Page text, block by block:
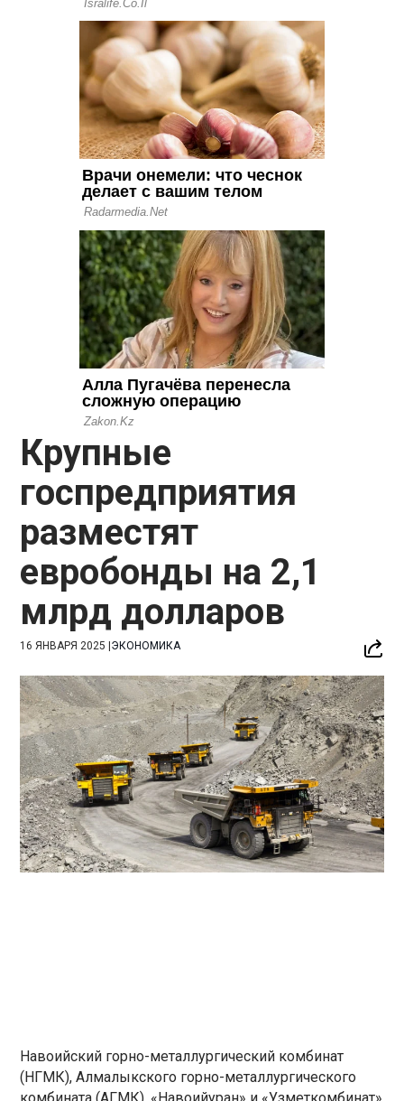
Крупные
госпредприятия
разместят
евробонды на 2,1
млрд долларов
16 ЯНВАРЯ 2025 |ЭКОНОМИКА
Навоийский горно-металлургический комбинат
(НГМК), Алмалыкского горно-металлургического